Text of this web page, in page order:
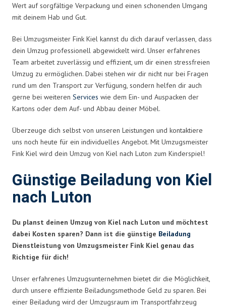
Wert auf sorgfältige Verpackung und einen schonenden Umgang
mit deinem Hab und Gut.
Bei Umzugsmeister Fink Kiel kannst du dich darauf verlassen, dass
dein Umzug professionell abgewickelt wird. Unser erfahrenes
Team arbeitet zuverlässig und effizient, um dir einen stressfreien
Umzug zu ermöglichen. Dabei stehen wir dir nicht nur bei Fragen
rund um den Transport zur Verfügung, sondern helfen dir auch
gerne bei weiteren Services wie dem Ein- und Auspacken der
Kartons oder dem Auf- und Abbau deiner Möbel.
Überzeuge dich selbst von unseren Leistungen und kontaktiere
uns noch heute für ein individuelles Angebot. Mit Umzugsmeister
Fink Kiel wird dein Umzug von Kiel nach Luton zum Kinderspiel!
Günstige Beiladung von Kiel
nach Luton
Du planst deinen Umzug von Kiel nach Luton und möchtest
dabei Kosten sparen? Dann ist die günstige Beiladung
Dienstleistung von Umzugsmeister Fink Kiel genau das
Richtige für dich!
Unser erfahrenes Umzugsunternehmen bietet dir die Möglichkeit,
durch unsere effiziente Beiladungsmethode Geld zu sparen. Bei
einer Beiladung wird der Umzugsraum im Transportfahrzeug